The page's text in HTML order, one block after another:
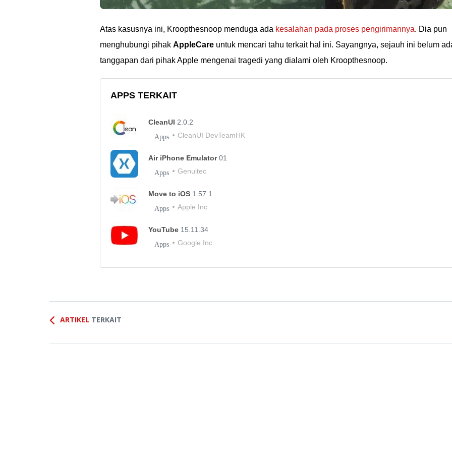
Atas kasusnya ini, Kroopthesnoop menduga ada kesalahan pada proses pengirimannya. Dia pun
menghubungi pihak AppleCare untuk mencari tahu terkait hal ini. Sayangnya, sejauh ini belum
tanggapan dari pihak Apple mengenai tragedi yang dialami oleh Kroopthesnoop.
APPS TERKAIT
CleanUI 2.0.2
Apps CleanUI DevTeamHK
Air iPhone Emulator01
Apps Genuitec
Move to iOS 1.57.1
Apps Apple Inc
YouTube 15.11.34
Apps Google Inc.
ARTIKEL TERKAIT